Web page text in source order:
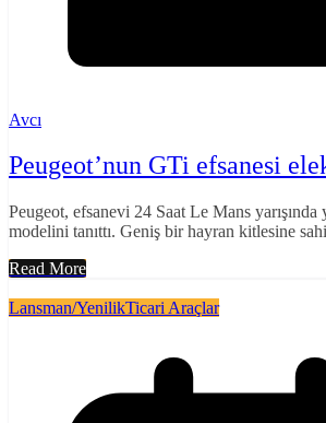
Avcı
Peugeot’nun GTi efsanesi
Peugeot, efsanevi 24 Saat Le Mans
modelini tanıttı. Geniş bir hayran kitlesine
Read More
Lansman/YenilikTicari Araçlar